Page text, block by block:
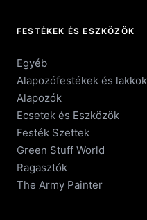
FESTÉKEK ÉS ESZKÖZÖK
Egyéb
Alapozófestékek és lakkok
Alapozók
Ecsetek és Eszközök
Festék Szettek
Green Stuff World
Ragasztók
The Army Painter